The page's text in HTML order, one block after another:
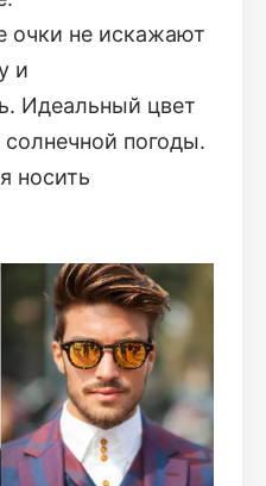
очки не искажают
и
Идеальный цвет
погоды.
носить